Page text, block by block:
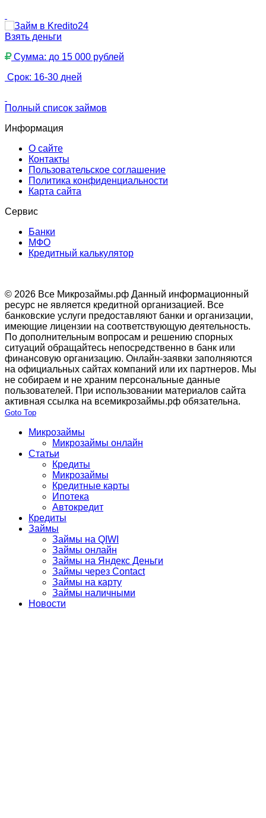
Взять деньги
Сумма: до 15 000 рублей
Срок: 16-30 дней
Полный список займов
Информация
О сайте
Контакты
Пользовательское соглашение
Политика конфиденциальности
Карта сайта
Сервис
Банки
МФО
Кредитный калькулятор
© 2026 Все Микрозаймы.рф Данный информационный
ресурс не является кредитной организацией. Все
банковские услуги предоставляют банки и организации,
имеющие лицензии на соответствующую деятельность.
По дополнительным вопросам и решению спорных
ситуаций обращайтесь непосредственно в банк или
финансовую организацию. Онлайн-заявки заполняются
на официальных сайтах компаний или их партнеров. Мы
не собираем и не храним персональные данные
пользователей. При использовании материалов сайта
активная ссылка на всемикрозаймы.рф обязательна.
Goto Top
Микрозаймы
Микрозаймы онлайн
Статьи
Кредиты
Микрозаймы
Кредитные карты
Ипотека
Автокредит
Кредиты
Займы
Займы на QIWI
Займы онлайн
Займы на Яндекс Деньги
Займы через Contact
Займы на карту
Займы наличными
Новости